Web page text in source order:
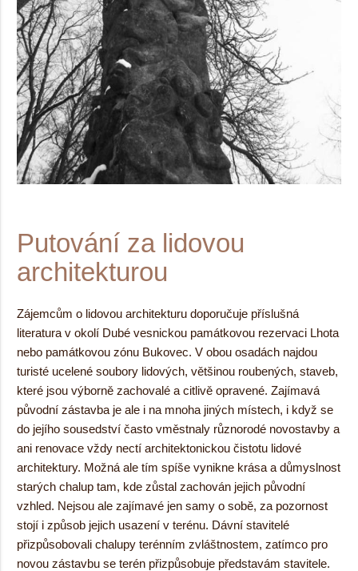
Putování za lidovou
architekturou
Zájemcům o lidovou architekturu doporučuje příslušná
literatura v okolí Dubé vesnickou památkovou rezervaci Lhota
nebo památkovou zónu Bukovec. V obou osadách najdou
turisté ucelené soubory lidových, většinou roubených, staveb,
které jsou výborně zachovalé a citlivě opravené. Zajímavá
původní zástavba je ale i na mnoha jiných místech, i když se
do jejího sousedství často vměstnaly různorodé novostavby a
ani renovace vždy nectí architektonickou čistotu lidové
architektury. Možná ale tím spíše vynikne krása a důmyslnost
starých chalup tam, kde zůstal zachován jejich původní
vzhled. Nejsou ale zajímavé jen samy o sobě, za pozornost
stojí i způsob jejich usazení v terénu. Dávní stavitelé
přizpůsobovali chalupy terénním zvláštnostem, zatímco pro
novou zástavbu se terén přizpůsobuje představám stavitele.